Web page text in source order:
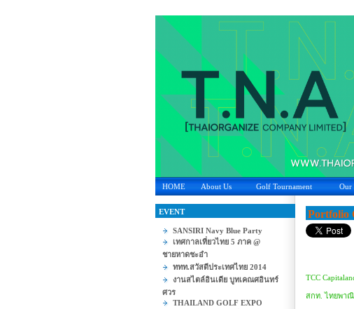
HOME About Us Golf Tournament Our
EVENT
SANSIRI Navy Blue Party
เทศกาลเที่ยวไทย 5 ภาค @
ชายหาดชะอำ
ททท.สวัสดีประเทศไทย 2014
งานสไตล์อินเดีย บูทเคณศอินทร์
ศวร
THAILAND GOLF EXPO
Portfolio
TCC
สกท. ไทยพา